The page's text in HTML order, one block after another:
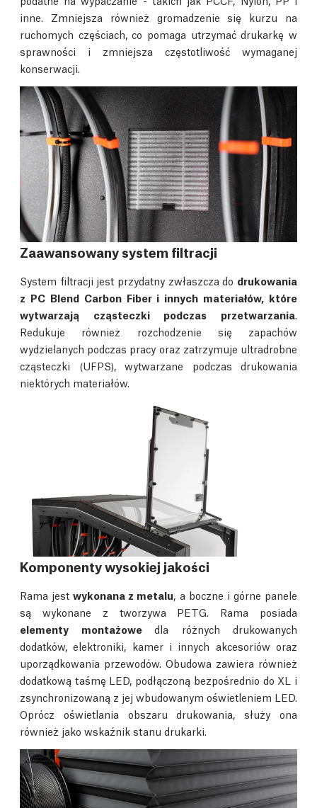
inne. Zmniejsza również gromadzenie się kurzu na
ruchomych częściach, co pomaga utrzymać drukarkę w
sprawności i zmniejsza częstotliwość wymaganej
konserwacji.
Zaawansowany system filtracji
System filtracji jest przydatny zwłaszcza do drukowania
z PC Blend Carbon Fiber i innych materiałów, które
wytwarzają cząsteczki podczas przetwarzania
Redukuje również rozchodzenie się zapachów
wydzielanych podczas pracy oraz zatrzymuje ultradrobne
cząsteczki (UFPS), wytwarzane podczas drukowania
niektórych materiałów.
Komponenty wysokiej jakości
Rama jestwykonana z metalu , a boczne i górne panele
są wykonane z tworzywa PETG. Rama posiada
elementy montażowe dla różnych drukowanych
dodatków, elektroniki, kamer i innych akcesoriów oraz
uporządkowania przewodów. Obudowa zawiera również
dodatkową taśmę LED, podłączoną bezpośrednio do XL i
zsynchronizowaną z jej wbudowanym oświetleniem LED.
Oprócz oświetlania obszaru drukowania, służy ona
również jako wskaźnik stanu drukarki.